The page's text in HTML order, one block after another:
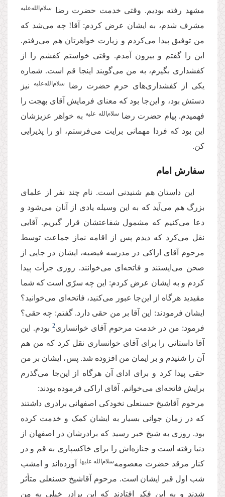
مشهد رفته بودیم. وقتی خدمت حضرت رضا
سلام‌الله‌علیه
مشرف شدم، به ایشان عرض کردم: آقا! چه می‌شد که
من توفیق پیدا می‌کردم و زیارت خواهرتان هم می‌رفتم.
این را گفتم و بیرون آمدم. وقتی خواستم کفشم را از
کفشداری بگیرم، به من می‌گویند اینجا قم است. شماره
یکی از کفشداری‌های حرم حضرت رضا
سلام‌الله‌علیه
نیز
دستش بود، و این‌جا بود که معنای فرمایش آقای بهجت را
فهمیدم. پیام حضرت رضا سلام‌الله علیه به خواهر عزیزشان
این بود که فردا مهمانی برایت می‌فرستم، او را پذیرایی
کن.
سفارش امام
این داستان هم شنیدنی است. نام چند نفر از علمای
بزرگ هم می‌آید که به این وسیله یادی از آنان می‌شود و
دعا می‌کنیم که مشمول شفاعتشان قرار گیریم. آقایی
نقل می‌کرد که دیدم پس از اقامه نماز جماعت توسط
مرحوم آقای اراکی در مدرسه فیضیه، ایشان در جایی از
صحن می‌ایستند و فاتحه‌ای می‌خوانند. روزی جرأت پیدا
کردم و به ایشان عرض کردم: این چه سرّی است که شما
مقیدید هرگاه از این‌جا عبور می‌کنید، فاتحه‌ای می‌خوانید؟
ایشان فرمودند: این آقا بر من حقی دارد. گفتم: چه حقی؟
فرمود: من در خدمت مرحوم آقای خوانساری2بودم. این
آقا داستانی را برای آقای خوانساری نقل کرد که من هم
آن را شنیدم و بر ایمان من افزوده شد. پس، ایشان بر من
حقی پیدا کرد و برای ادای آن هرگاه از این‌جا می‌گذرم
برایش فاتحه‌ای می‌خوانم. آقای اراکی فرموده بودند:
مرحوم آقاشیخ حسنعلی نخودکی اصفهانی برادری داشتند
که در زمان جوانی بسیار به ایشان کمک و خدمت کرده
بود. روزی به شیخ خبر رسید که برادرشان در اصفهان از
دنیا رفته است و جنازه‌اش را برای خاکسپاری به قم و در
کنار مرقد حضرت معصومه‌سلام‌الله علیها
آورده‌اند و امشب
شب اول قبر ایشان است. مرحوم آقاشیخ حسنعلی متأثر
شدند و به این فکر افتادند که این برادر خیلی به من